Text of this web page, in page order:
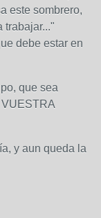
este sombrero,
trabajar..."
debe estar en
que sea
y aun queda la